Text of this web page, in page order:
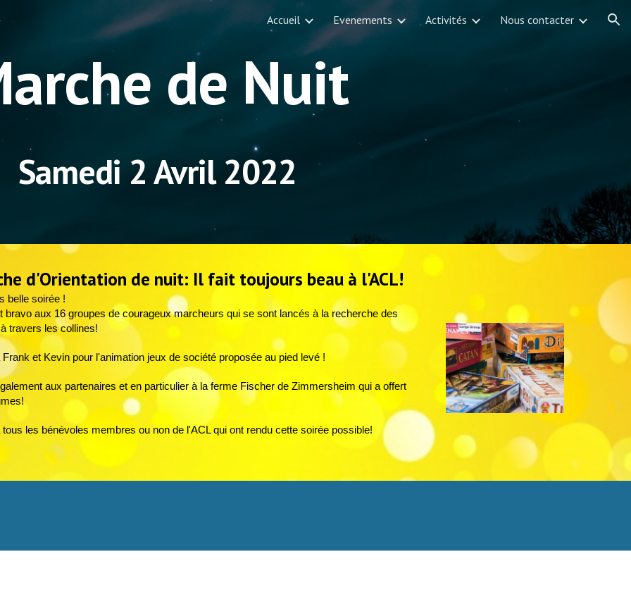
Skip to navigation
Accueil Evenements Activités Nous contacter
de Nuit
Samedi 2 Avril 2022
d'Orientation de nuit: Il fait toujours beau à l'ACL!
belle soirée !
bravo aux 16 groupes de courageux marcheurs qui se sont lancés à la recherche des
travers les collines!
Frank et Kevin pour l'animation jeux de société proposée au pied levé !
aux partenaires et en particulier à la ferme Fischer de Zimmersheim qui a offert
tous les bénévoles membres ou non de l'ACL qui ont rendu cette soirée possible!